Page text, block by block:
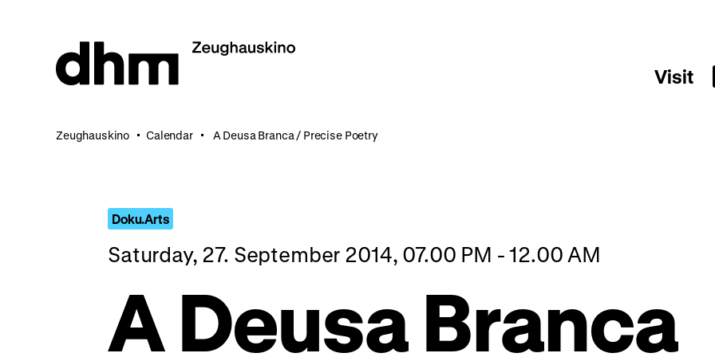
Visit
Zeughauskino Calendar A Deusa Branca / Precise Poetry
Doku.Arts
Saturday, 27. September 2014, 07.00 PM - 12.00 AM
A Deusa Branca